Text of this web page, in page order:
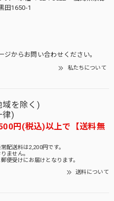
田1650-1
ジからお問い合わせください。
私たちについて
域を除く)
律)
円(税込)以上で【送料無
配送料は2,200円です。
ません。
便受けにお届けとなります。
送料について